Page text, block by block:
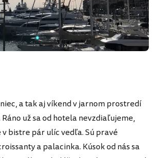
a tak aj víkend v jarnom prostredí
už sa od hotela nevzdiaľujeme,
bistre pár ulíc vedľa. Sú pravé
a palacinka. Kúsok od nás sa